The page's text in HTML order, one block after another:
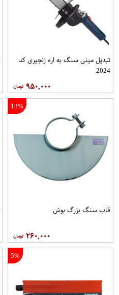
تبدیل مینی سنگ به اره زنجیری کد
2024
۹۵۰,۰۰۰
13%
قاب سنگ بزرگ بوش
۲۶۰,۰۰۰
5%